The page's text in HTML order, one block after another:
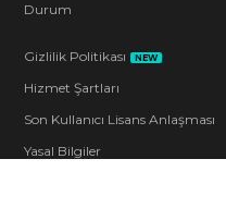
Durum
Gizlilik Politikası NEW
Hizmet Şartları
Son Kullanıcı Lisans Anlaşması
Yasal Bilgiler